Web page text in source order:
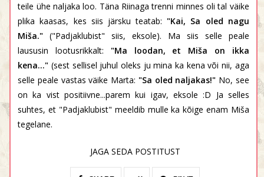
teile ühe naljaka loo. Täna Riinaga trenni minnes oli tal väike
plika kaasas, kes siis järsku teatab: "Kai, Sa oled nagu
Miša."("Padjaklubist" siis, eksole). Ma siis selle peale
laususin lootusrikkalt: "Ma loodan, et Miša on ikka
kena..." (sest sellisel juhul oleks ju mina ka kena või nii, aga
selle peale vastas väike Marta: "Sa oled naljakas!" No, see
on ka vist positiivne...parem kui igav, eksole :D Ja selles
suhtes, et "Padjaklubist" meeldib mulle ka kõige enam Miša
tegelane.
JAGA SEDA POSTITUST